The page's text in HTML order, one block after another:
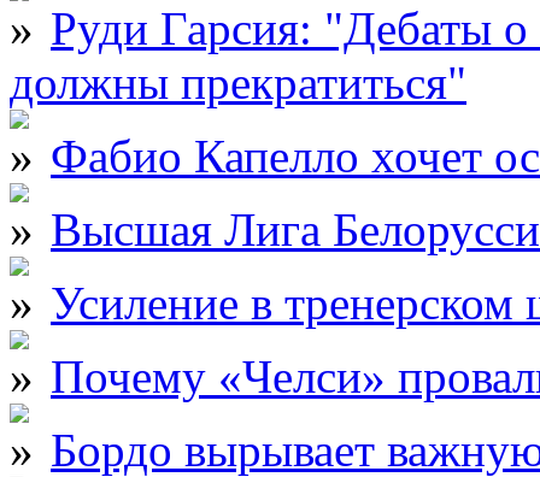
Руди Гарсия: "Дебаты
должны прекратиться"
Фабио Капелло хочет
Высшая Лига
Усиление в
Почему «Челси»
Бордо вырывает